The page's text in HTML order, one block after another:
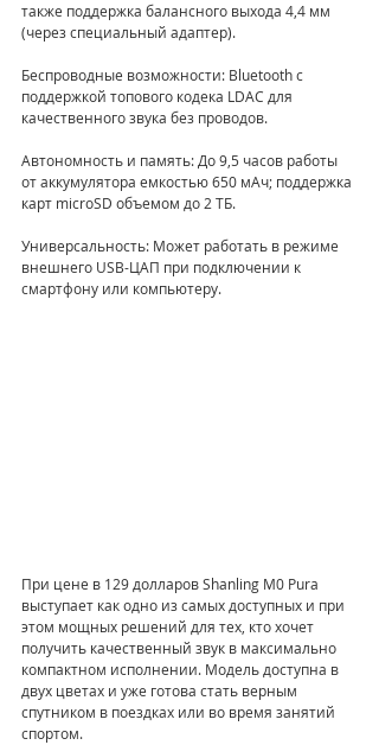
также поддержка балансного выхода 4,4 мм
(через специальный адаптер).
Беспроводные возможности: Bluetooth с
поддержкой топового кодека LDAC для
качественного звука без проводов.
Автономность и память: До 9,5 часов работы
от аккумулятора емкостью 650 мАч; поддержка
карт microSD объемом до 2 ТБ.
Универсальность: Может работать в режиме
внешнего USB-ЦАП при подключении к
смартфону или компьютеру.
При цене в 129 долларов Shanling M0 Pura
выступает как одно из самых доступных и при
этом мощных решений для тех, кто хочет
получить качественный звук в максимально
компактном исполнении. Модель доступна в
двух цветах и уже готова стать верным
спутником в поездках или во время занятий
спортом.